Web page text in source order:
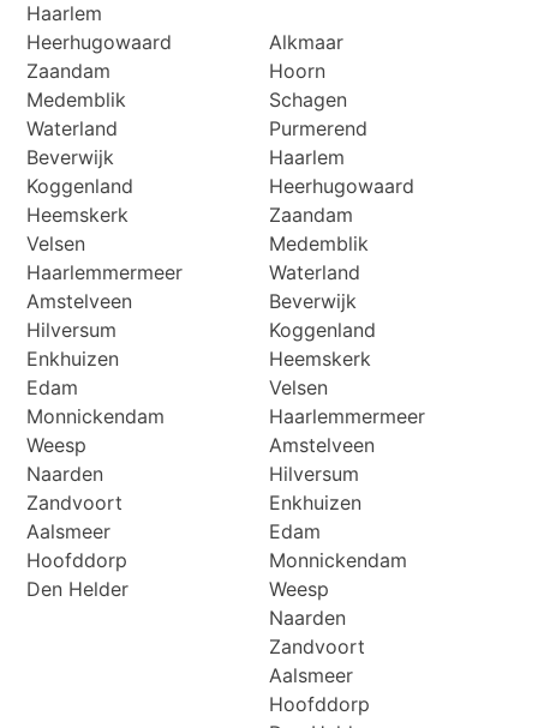
Haarlem
Heerhugowaard
Zaandam
Medemblik
Waterland
Beverwijk
Koggenland
Heemskerk
Velsen
Haarlemmermeer
Amstelveen
Hilversum
Enkhuizen
Edam
Monnickendam
Weesp
Naarden
Zandvoort
Aalsmeer
Hoofddorp
Den Helder
Alkmaar
Hoorn
Schagen
Purmerend
Haarlem
Heerhugowaard
Zaandam
Medemblik
Waterland
Beverwijk
Koggenland
Heemskerk
Velsen
Haarlemmermeer
Amstelveen
Hilversum
Enkhuizen
Edam
Monnickendam
Weesp
Naarden
Zandvoort
Aalsmeer
Hoofddorp